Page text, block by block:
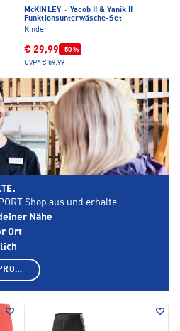
McKINLEY · Yacob II & Yanik II
Funktionsunterwäsche-Set
Kinder
€ 29,99 -50 %
UVP* € 59,99
Shop aus und erhalte:
Nähe
Ort
SHOP AUSWÄHLEN UND PRODUKTE ANZEIGEN